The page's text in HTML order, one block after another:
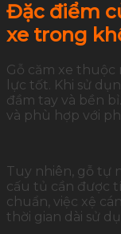
Đặc điểm
xe trong
Gỗ căm xe thuộc
lực tốt. Khi sử
đầm tay và bền
và phù hợp với
Tuy nhiên, gỗ tự
cấu tủ cần được
chuẩn, việc xệ
thời gian dài sử